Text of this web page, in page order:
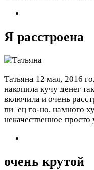
Я расстроена
Татьяна 12 мая, 2016
накопила кучу денег
включила и очень
пи–ец го-но, намного
некачественное
очень крутой